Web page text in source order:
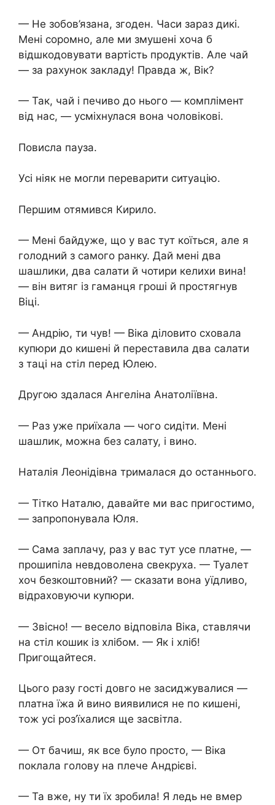
— Не зобов’язана, згоден. Часи зараз дикі.
Мені соромно, але ми змушені хоча б
відшкодовувати вартість продуктів. Але чай
— за рахунок закладу! Правда ж, Вік?
— Так, чай і печиво до нього — комплімент
від нас, — усміхнулася вона чоловікові.
Повисла пауза.
Усі ніяк не могли переварити ситуацію.
Першим отямився Кирило.
— Мені байдуже, що у вас тут коїться, але я
голодний з самого ранку. Дай мені два
шашлики, два салати й чотири келихи вина!
— він витяг із гаманця гроші й простягнув
Віці.
— Андрію, ти чув! — Віка діловито сховала
купюри до кишені й переставила два салати
з таці на стіл перед Юлею.
Другою здалася Ангеліна Анатоліївна.
— Раз уже приїхала — чого сидіти. Мені
шашлик, можна без салату, і вино.
Наталія Леонідівна трималася до останнього.
— Тітко Наталю, давайте ми вас пригостимо,
— запропонувала Юля.
— Сама заплачу, раз у вас тут усе платне, —
прошипіла невдоволена свекруха. — Туалет
хоч безкоштовний? — сказати вона уїдливо,
відраховуючи купюри.
— Звісно! — весело відповіла Віка, ставлячи
на стіл кошик із хлібом. — Як і хліб!
Пригощайтеся.
Цього разу гості довго не засиджувалися —
платна їжа й вино виявилися не по кишені,
тож усі роз’їхалися ще засвітла.
— От бачиш, як все було просто, — Віка
поклала голову на плече Андрієві.
— Та вже, ну ти їх зробила! Я ледь не вмер